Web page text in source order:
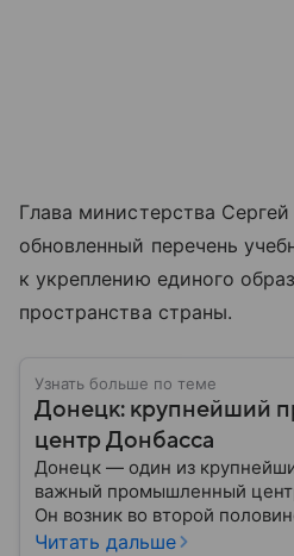
Глава министерства
обновленный перечень
к укреплению единого
пространства страны.
Узнать больше по теме
Донецк: крупнейший
центр Донбасса
Донецк — один из
важный промышленный
Он возник во второй
развитию угледобычи и
Читать дальше